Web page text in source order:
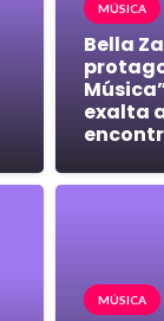
MÚSICA
Bella
exalta
MÚSICA